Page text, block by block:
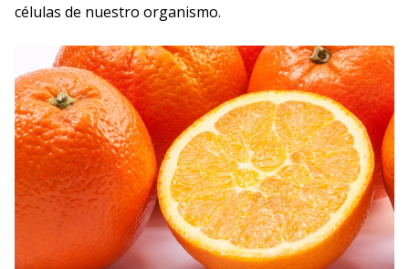
células de nuestro organismo.